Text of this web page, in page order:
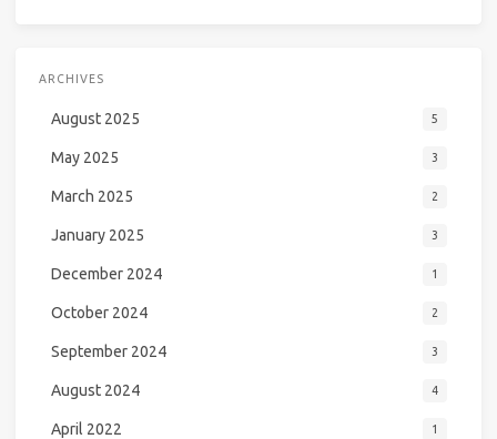
ARCHIVES
August 2025 5
May 2025 3
March 2025 2
January 2025 3
December 2024 1
October 2024 2
September 2024 3
August 2024 4
April 2022 1